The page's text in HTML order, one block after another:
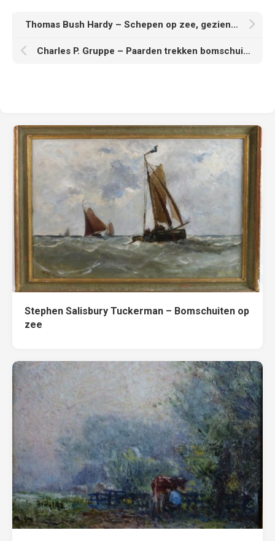
Thomas Bush Hardy – Schepen op zee, gezien vanaf het strand
Charles P. Gruppe – Paarden trekken bomschuit naar zee
Stephen Salisbury Tuckerman – Bomschuiten op
zee